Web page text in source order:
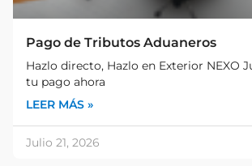
Pago de Tributos Aduaneros
Hazlo directo, Hazlo en Exterior NEXO
tu pago ahora
LEER MÁS »
Julio 21, 2026